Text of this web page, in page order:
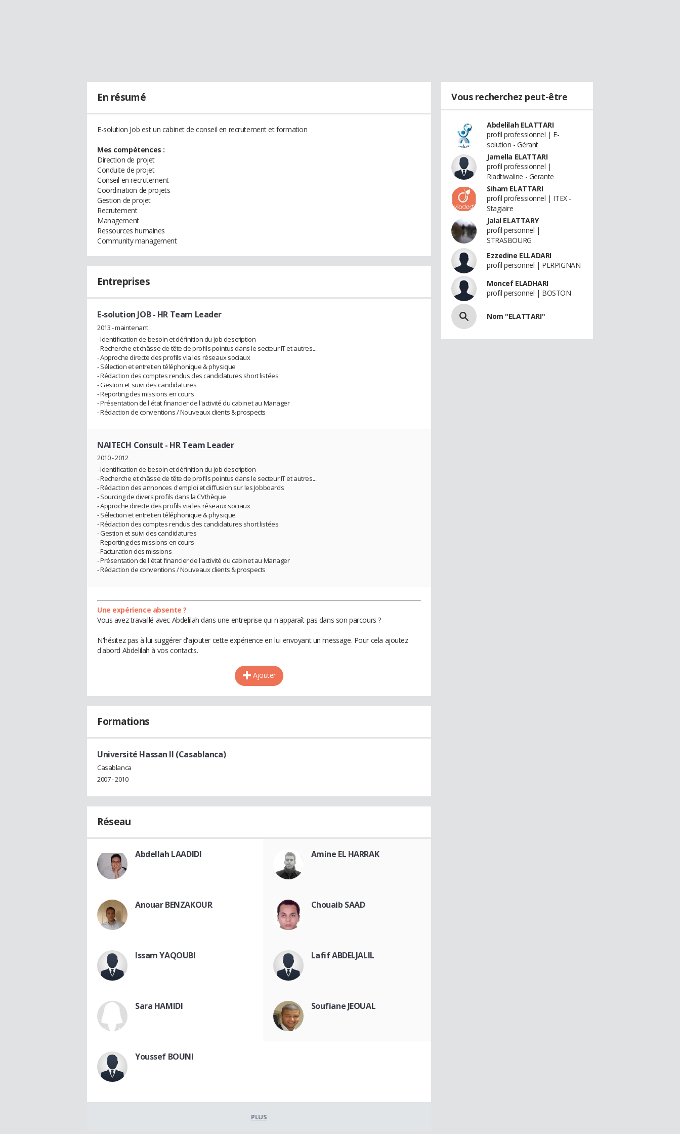
En résumé
E-solution Job est un cabinet de conseil en recrutement et formation
Mes compétences :
Direction de projet
Conduite de projet
Conseil en recrutement
Coordination de projets
Gestion de projet
Recrutement
Management
Ressources humaines
Community management
Entreprises
E-solution JOB- HR Team Leader
2013 - maintenant
- Identification de besoin et définition du job description
- Recherche et châsse de tête de profils pointus dans le secteur IT et autres....
- Approche directe des profils via les réseaux sociaux
- Sélection et entretien téléphonique & physique
- Rédaction des comptes rendus des candidatures short listées
- Gestion et suivi des candidatures
- Reporting des missions en cours
- Présentation de l'état financier de l'activité du cabinet au Manager
- Rédaction de conventions / Nouveaux clients & prospects
NAITECH Consult - HR Team Leader
2010 - 2012
- Identification de besoin et définition du job description
- Recherche et châsse de tête de profils pointus dans le secteur IT et autres....
- Rédaction des annonces d'emploi et diffusion sur les Jobboards
- Sourcing de divers profils dans la CVthèque
- Approche directe des profils via les réseaux sociaux
- Sélection et entretien téléphonique & physique
- Rédaction des comptes rendus des candidatures short listées
- Gestion et suivi des candidatures
- Reporting des missions en cours
- Facturation des missions
- Présentation de l'état financier de l'activité du cabinet au Manager
- Rédaction de conventions / Nouveaux clients & prospects
Une expérience absente ?
Vous avez travaillé avec Abdelilah dans une entreprise qui n'apparaît pas dans son parcours ?
N'hésitez pas à lui suggérer d'ajouter cette expérience en lui envoyant un message. Pour cela ajoutez
d'abord Abdelilah à vos contacts.
Ajouter
Formations
Université Hassan II (Casablanca)
Casablanca
2007 - 2010
Réseau
Abdellah LAADIDI Amine EL HARRAK
Anouar BENZAKOUR Chouaib SAAD
Issam YAQOUBI Lafif ABDELJALIL
Sara HAMIDI Soufiane JEOUAL
Youssef BOUNI
PLUS
Vous recherchez peut-être
Abdelilah ELATTARI
profil professionnel | E-
solution - Gérant
Jamella ELATTARI
profil professionnel |
Riadtiwaline - Gerante
Siham ELATTARI
profil professionnel | ITEX -
Stagiaire
Jalal ELATTARY
profil personnel |
STRASBOURG
Ezzedine ELLADARI
profil personnel | PERPIGNAN
Moncef ELADHARI
profil personnel | BOSTON
Nom "ELATTARI"